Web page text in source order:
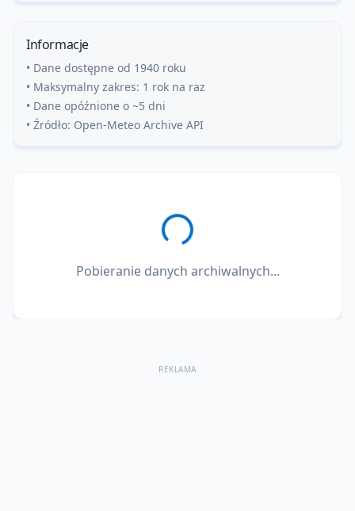
Informacje
• Dane dostępne od 1940 roku
• Maksymalny zakres: 1 rok na raz
• Dane opóźnione o ~5 dni
• Źródło: Open-Meteo Archive API
Pobieranie danych archiwalnych...
REKLAMA